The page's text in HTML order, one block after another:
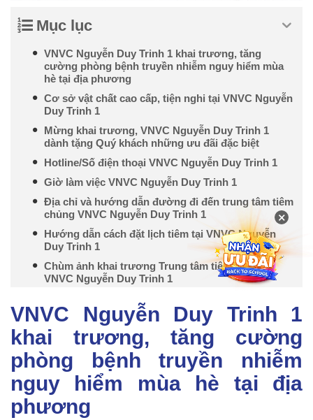
Mục lục
VNVC Nguyễn Duy Trinh 1 khai trương, tăng
cường phòng bệnh truyền nhiễm nguy hiểm mùa
hè tại địa phương
Cơ sở vật chất cao cấp, tiện nghi tại VNVC Nguyễn
Duy Trinh 1
Mừng khai trương, VNVC Nguyễn Duy Trinh 1
dành tặng Quý khách những ưu đãi đặc biệt
Hotline/Số điện thoại VNVC Nguyễn Duy Trinh 1
Giờ làm việc VNVC Nguyễn Duy Trinh 1
Địa chỉ và hướng dẫn đường đi đến trung tâm tiêm
chủng VNVC Nguyễn Duy Trinh 1
Hướng dẫn cách đặt lịch tiêm tại VNVC Nguyễn
Duy Trinh 1
Chùm ảnh khai trương Trung tâm tiêm chủng
VNVC Nguyễn Duy Trinh 1
VNVC Nguyễn Duy Trinh 1
khai trương, tăng cường
phòng bệnh truyền nhiễm
nguy hiểm mùa hè tại địa
phương
×